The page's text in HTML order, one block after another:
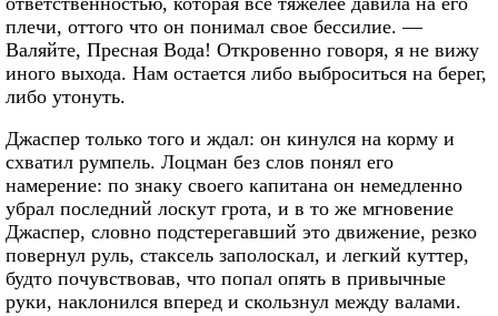
плечи, оттого что он понимал свое бессилие. —
Валяйте, Пресная Вода! Откровенно говоря, я не вижу
иного выхода. Нам остается либо выброситься на берег,
либо утонуть.
Джаспер только того и ждал: он кинулся на корму и
схватил румпель. Лоцман без слов понял его
намерение: по знаку своего капитана он немедленно
убрал последний лоскут грота, и в то же мгновение
Джаспер, словно подстерегавший это движение, резко
повернул руль, стаксель заполоскал, и легкий куттер,
будто почувствовав, что попал опять в привычные
руки, наклонился вперед и скользнул между валами.